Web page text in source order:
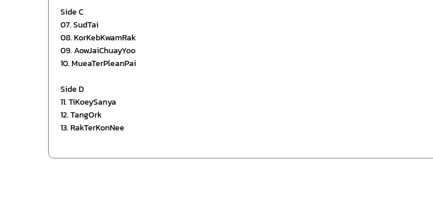
Side C
07. SudTai
08. KorKebKwamRak
09. AowJaiChuayYoo
10. MueaTerPleanPai
Side D
11. TiKoeySanya
12. TangOrk
13. RakTerKonNee